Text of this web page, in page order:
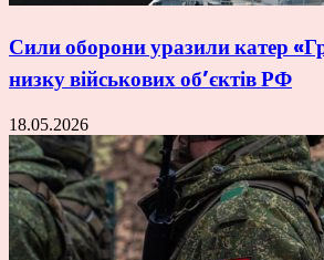
Сили оборони уразили катер
низку військових об’єктів РФ
18.05.2026